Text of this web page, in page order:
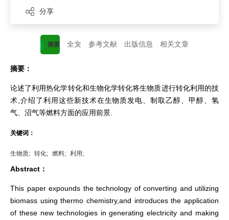
分享
摘要 全文 参考文献 出版信息 相关文章
摘要：
论述了利用热化学转化和生物化学转化将生物质进行转化利用的技
术,介绍了利用这些新技术在生物质发电、制取乙醇、甲醇、氢
气、沼气等燃料方面的应用前景.
关键词：
生物质; 转化; 燃料; 利用;
Abstract：
This paper expounds the technology of converting and utilizing
biomass using thermo chemistry,and introduces the application
of these new technologies in generating electricity and making